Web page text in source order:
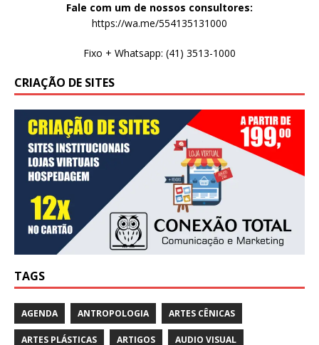
Fale com um de nossos consultores:
https://wa.me/554135131000
Fixo + Whatsapp: (41) 3513-1000
CRIAÇÃO DE SITES
TAGS
AGENDA ANTROPOLOGIA ARTES CÊNICAS
ARTES PLÁSTICAS ARTIGOS AUDIO VISUAL